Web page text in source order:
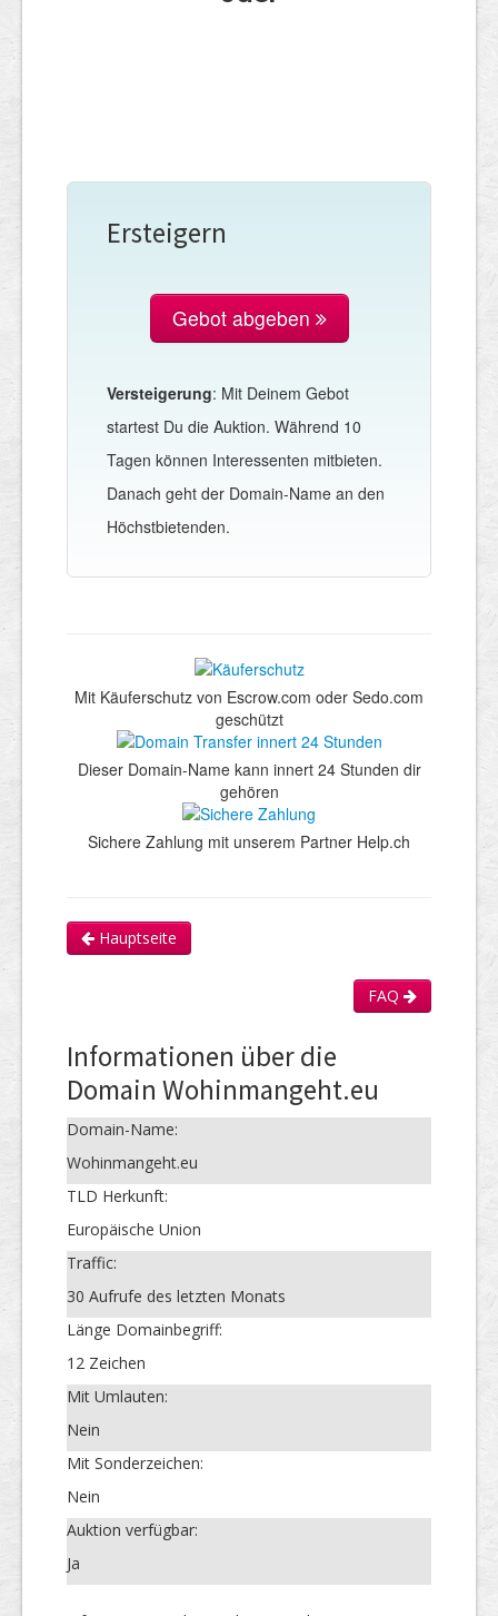
Ersteigern
Gebot abgeben
Versteigerung: Mit Deinem Gebot
startest Du die Auktion. Während 10
Tagen können Interessenten mitbieten.
Danach geht der Domain-Name an den
Höchstbietenden.
Mit Käuferschutz von Escrow.com oder Sedo.com
geschützt
Dieser Domain-Name kann innert 24 Stunden dir
gehören
Sichere Zahlung mit unserem Partner Help.ch
Hauptseite
FAQ
Informationen über die
Domain Wohinmangeht.eu
Domain-Name:
Wohinmangeht.eu
TLD Herkunft:
Europäische Union
Traffic:
30 Aufrufe des letzten Monats
Länge Domainbegriff:
12 Zeichen
Mit Umlauten:
Nein
Mit Sonderzeichen:
Nein
Auktion verfügbar:
Ja